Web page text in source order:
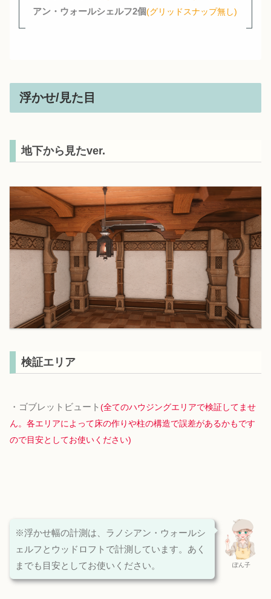
アン・ウォールシェルフ2個(グリッドスナップ無し)
浮かせ/見た目
地下から見たver.
検証エリア
・ゴブレットビュート (全てのハウジングエリアで検証してませ
ん。各エリアによって床の作りや柱の構造で誤差があるかもです
ので目安としてお使いください)
ぽん子
※浮かせ幅の計測は、ラノシアン・ウォールシ
ェルフとウッドロフトで計測しています。あく
までも目安としてお使いください。